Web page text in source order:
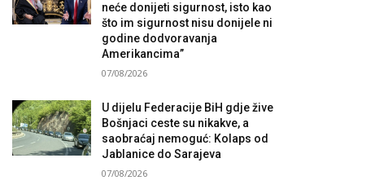
neće donijeti sigurnost, isto kao
što im sigurnost nisu donijele ni
godine dodvoravanja
Amerikancima”
07/08/2026
U dijelu Federacije BiH gdje žive
Bošnjaci ceste su nikakve, a
saobraćaj nemoguć: Kolaps od
Jablanice do Sarajeva
07/08/2026